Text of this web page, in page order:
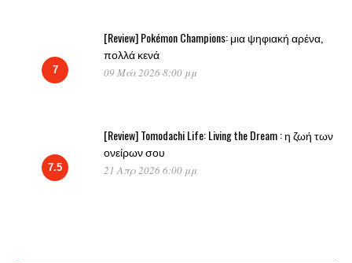
7
[Review] Pokémon Champions: μια ψηφιακή αρένα,
πολλά κενά
09 Μάι 2026 8:00 μμ
7.5
[Review] Tomodachi Life: Living the Dream : η ζωή των
ονείρων σου
21 Απρ 2026 6:00 μμ